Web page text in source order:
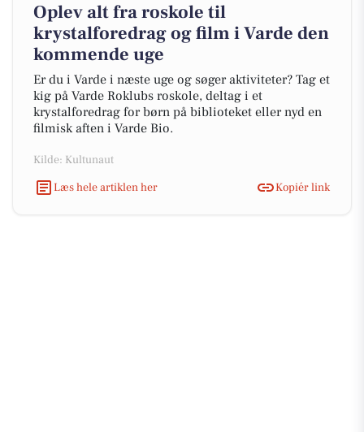
Oplev alt fra roskole til
krystalforedrag og film i Varde den
kommende uge
Er du i Varde i næste uge og søger aktiviteter? Tag et
kig på Varde Roklubs roskole, deltag i et
krystalforedrag for børn på biblioteket eller nyd en
filmisk aften i Varde Bio.
Kilde: Kultunaut
Læs hele artiklen her
Kopiér link